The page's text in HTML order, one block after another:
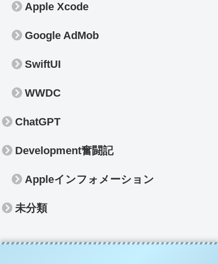
Apple Xcode
Google AdMob
SwiftUI
WWDC
ChatGPT
Development奮闘記
Appleインフォメーション
未分類